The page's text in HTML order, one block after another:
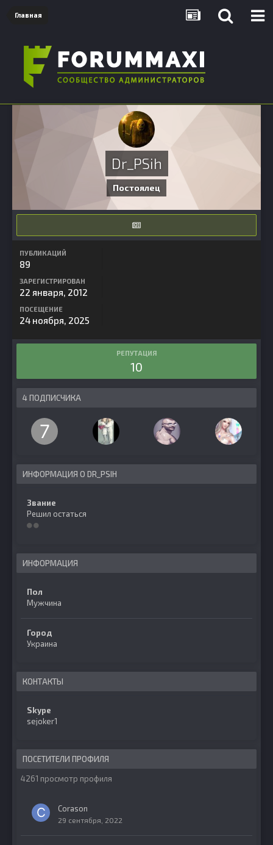
Главная
Dr_PSih
Постоялец
ПУБЛИКАЦИЙ
89
ЗАРЕГИСТРИРОВАН
22 января, 2012
ПОСЕЩЕНИЕ
24 ноября, 2025
РЕПУТАЦИЯ
10
4 ПОДПИСЧИКА
ИНФОРМАЦИЯ О DR_PSIH
Звание
Решил остаться
ИНФОРМАЦИЯ
Пол
Мужчина
Город
Украина
КОНТАКТЫ
Skype
sejoker1
ПОСЕТИТЕЛИ ПРОФИЛЯ
4261 просмотр профиля
Corason
29 сентября, 2022